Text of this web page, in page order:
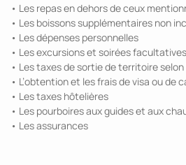
• Les repas en dehors de ceux
• Les boissons supplémentaires non
• Les dépenses personnelles
• Les excursions et soirées facultatives
• Les taxes de sortie de territoire
• L’obtention et les frais de visa ou de
• Les taxes hôtelières
• Les pourboires aux guides et aux
• Les assurances